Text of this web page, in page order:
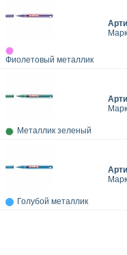
Фиолетовый металлик
Металлик зеленый
Голубой металлик